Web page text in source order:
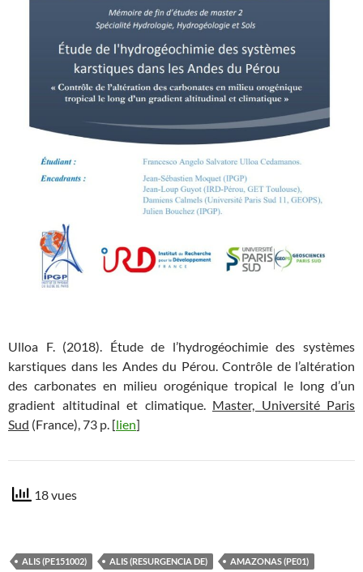
Ulloa F. (2018). Étude de l’hydrogéochimie des systèmes
karstiques dans les Andes du Pérou. Contrôle de l’altération
des carbonates en milieu orogénique tropical le long d’un
gradient altitudinal et climatique. Master, Université Paris
Sud (France), 73 p. [lien]
18 vues
ALIS (PE151002) ALIS (RESURGENCIA DE) AMAZONAS (PE01)